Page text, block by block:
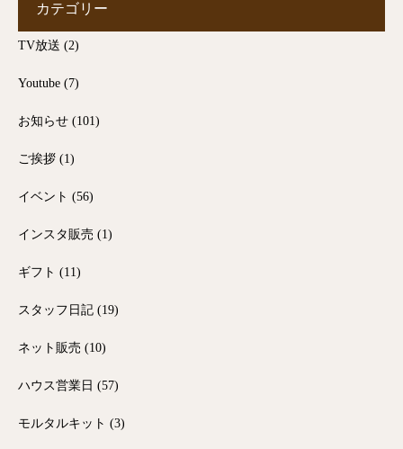
カテゴリー
TV放送 (2)
Youtube (7)
お知らせ (101)
ご挨拶 (1)
イベント (56)
インスタ販売 (1)
ギフト (11)
スタッフ日記 (19)
ネット販売 (10)
ハウス営業日 (57)
モルタルキット (3)